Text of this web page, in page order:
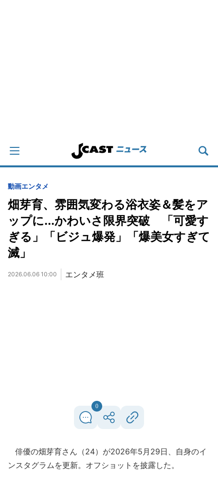
動画エンタメ
畑芽育、雰囲気変わる浴衣姿＆髪をア
ップに...かわいさ限界突破 「可愛す
ぎる」「ビジュ爆発」「爆美女すぎて
滅」
2026.06.06 10:00 エンタメ班
0
俳優の畑芽育さん（24）が2026年5月29日、自身のイ
ンスタグラムを更新。オフショットを披露した。